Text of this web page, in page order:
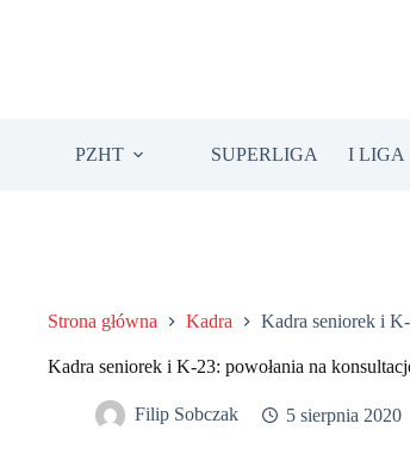
PZHT SUPERLIGA I LIGA
Strona główna Kadra Kadra seniorek i
Kadra seniorek i K-23: powołania na
Filip Sobczak 5 sierpnia 2020